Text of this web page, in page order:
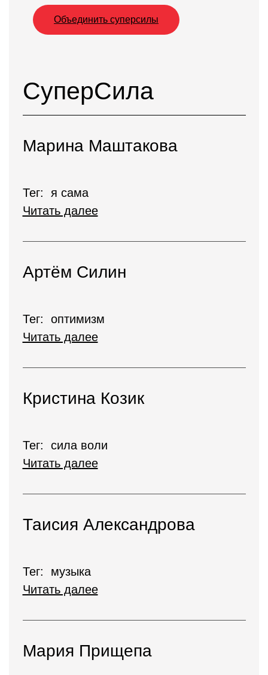
Объединить суперсилы
СуперСила
Марина Маштакова
Тег: я сама
Читать далее
Артём Силин
Тег: оптимизм
Читать далее
Кристина Козик
Тег: сила воли
Читать далее
Таисия Александрова
Тег: музыка
Читать далее
Мария Прищепа